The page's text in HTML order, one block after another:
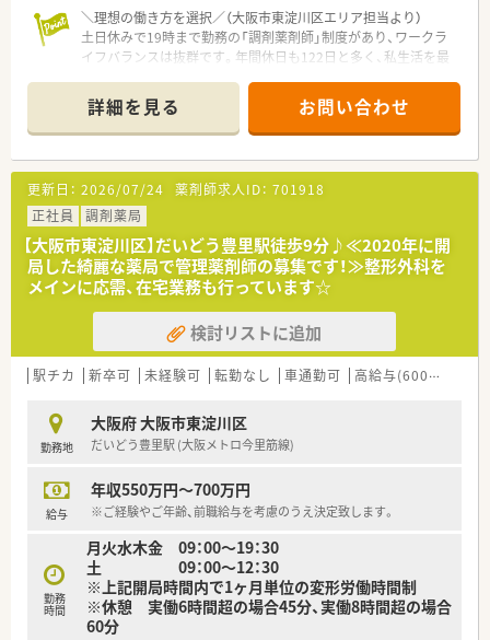
＼理想の働き方を選択／（大阪市東淀川区エリア担当より）
土日休みで19時まで勤務の「調剤薬剤師」制度があり、ワークラ
イフバランスは抜群です。年間休日も122日と多く、私生活を最
＊------------------------------------------＊
【店舗情報と応需状況について】
■大阪メトロ今里筋線のだいどう豊里駅から徒歩3分という抜群
の好立地にあり、悪天候の日でも毎日の通勤が非常に快適です。
■近隣の藤本クリニックより内科や小児科の処方箋を1日平均
40枚から50枚応需しており、地域に密着した医療を提供してい
ます。
■外来調剤に留まらず居宅の在宅医療にも対応しており、現在は
4件の訪問調剤を手がけながら丁寧な薬学的管理を行っていま
す。
【想定される業務内容】
■処方箋に基づく正確な調剤業務をはじめ、1,490品目に及ぶ豊
富な採用医薬品を活用した高度な監査や服薬指導を担当しま
■外来の調剤業務だけでなく、地域に密着した居宅の患者様に対
する訪問調剤や服薬状況の確認など在宅業務全般に携わりま
す。
ゆとりを持って的確な薬学的サポートを行うことが可能です。
■店舗には正社員薬剤師3名が在籍しており、大手グループのノ
ウハウのもとお互いに質問や相談がしやすい安心の環境です。
■正社員の医療事務スタッフが3名体制でしっかりと在籍してお
り、薬剤師が目の前の対人業務に集中しやすい環境が整っていま
す。
詳細を見る お問い合わせ
更新日： 2026/07/24 薬剤師求人ID： 701918
正社員
調剤薬局
【大阪市東淀川区】だいどう豊里駅徒歩9分♪≪2020年に開
局した綺麗な薬局で管理薬剤師の募集です！≫整形外科を
メインに応需、在宅業務も行っています☆
検討リストに追加
駅チカ 新卒可 未経験可 転勤なし 車通勤可 高給与(600万円以上)
勤務地
大阪府 大阪市東淀川区
だいどう豊里駅 (大阪メトロ今里筋線)
給与
年収550万円～700万円
※ご経験やご年齢、前職給与を考慮のうえ決定致します。
勤務
時間
月火水木金 09：00～19：30
土 09：00～12：30
※上記開局時間内で1ヶ月単位の変形労働時間制
※休憩 実働6時間超の場合45分、実働8時間超の場合
60分